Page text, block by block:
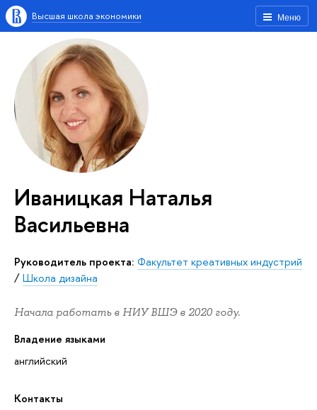
Меню
Высшая школа экономики
Иваницкая Наталья
Васильевна
Руководитель проекта: Факультет креативных индустрий
/Школа дизайна
Начала работать в НИУ ВШЭ в 2020 году.
Владение языками
английский
Контакты